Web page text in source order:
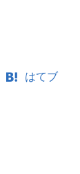
はてブ